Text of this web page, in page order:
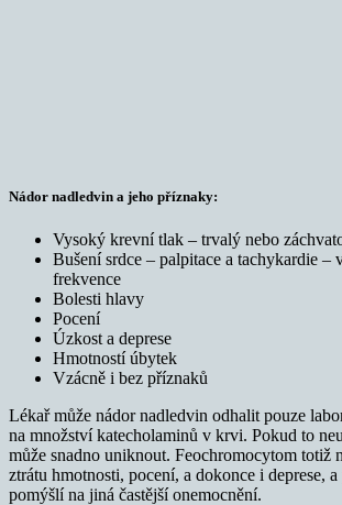
Nádor nadledvin a jeho příznaky:
Vysoký krevní tlak – trvalý nebo
Bušení srdce – palpitace a tachykardie –
frekvence
Bolesti hlavy
Pocení
Úzkost a deprese
Hmotností úbytek
Vzácně i bez příznaků
Lékař může nádor nadledvin odhalit pouze
na množství katecholaminů v krvi. Pokud to
může snadno uniknout. Feochromocytom totiž
ztrátu hmotnosti, pocení, a dokonce i deprese,
pomýšlí na jiná častější onemocnění.